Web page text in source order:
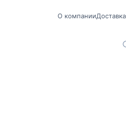
О компанииДоставка